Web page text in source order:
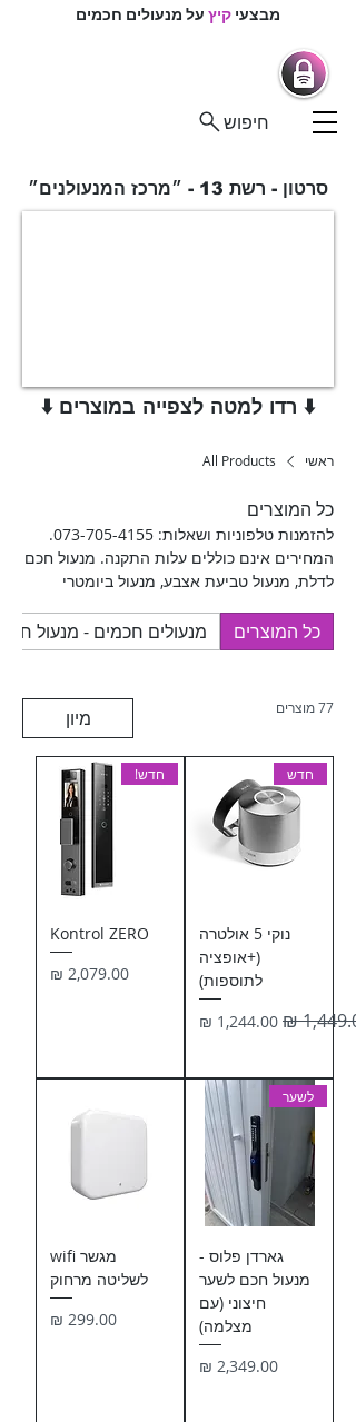
מבצעיקיץעל מנעולים חכמים
חיפוש
סרטון - רשת 13 - ״מרכז המנעולנים״
⬇️ רדו למטה לצפייה במוצרים ⬇️
ראשי All Products
כל המוצרים
להזמנות טלפוניות ושאלות: 073-705-4155.
המחירים אינם כוללים עלות התקנה. מנעול חכם
לדלת, מנעול טביעת אצבע, מנעול ביומטרי
חשמליים, מצלמות אבטחה ועיניות דיגיטלית.
בנוסף לכך תמצאו מענה לכל שירות ומוצר
כל המוצרים מנעולים חכמים - מנעול
77 מוצרים מיון
חדש
נוקי 5 אולטרה
(+אופציה
לתוספות)
רגיל
מחיר מבצע
חדש!
Kontrol ZERO
מחיר
לשער
גארדן פלוס -
מנעול חכם לשער
חיצוני (עם
מצלמה)
מחיר
מגשר wifi
לשליטה מרחוק
מחיר